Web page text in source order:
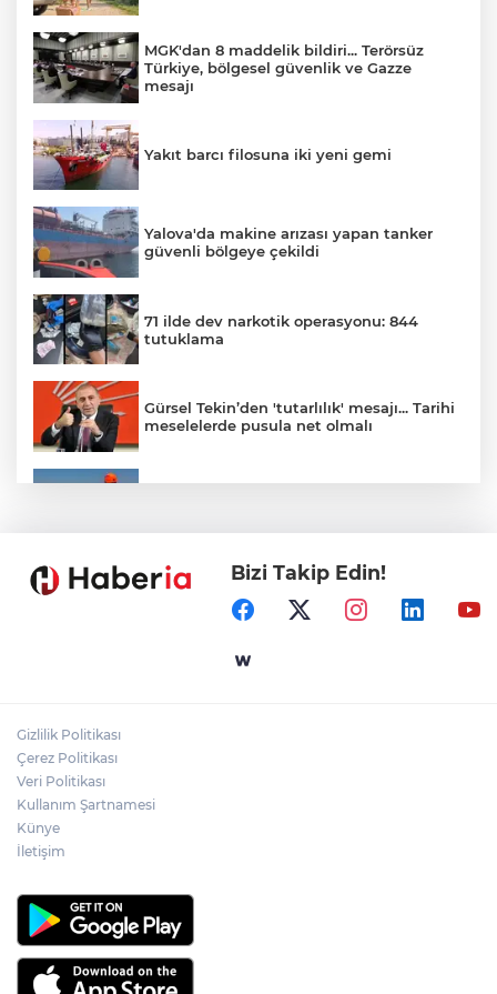
MGK'dan 8 maddelik bildiri... Terörsüz
Türkiye, bölgesel güvenlik ve Gazze
mesajı
Yakıt barcı filosuna iki yeni gemi
Yalova'da makine arızası yapan tanker
güvenli bölgeye çekildi
71 ilde dev narkotik operasyonu: 844
tutuklama
Gürsel Tekin’den 'tutarlılık' mesajı... Tarihi
meselelerde pusula net olmalı
Samsun’da Alaçam'a yeni yaşam alanı
Yapay zekada onlarca uygulamanın
Bizi Takip Edin!
Gizlilik Politikası
Çerez Politikası
Veri Politikası
Kullanım Şartnamesi
Künye
İletişim